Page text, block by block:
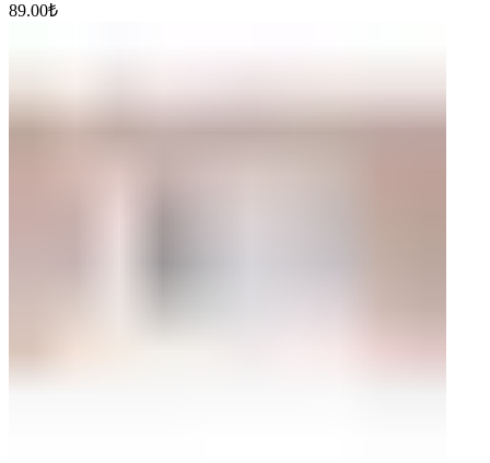
89.00₺